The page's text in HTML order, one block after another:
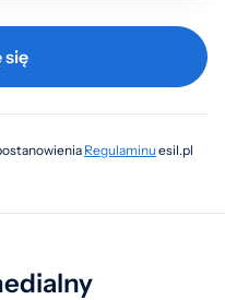
się
Regulaminuesil.pl